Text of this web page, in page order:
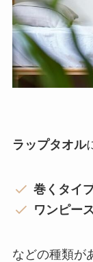
ラップタオル
巻くタイ
ワンピー
などの種類が